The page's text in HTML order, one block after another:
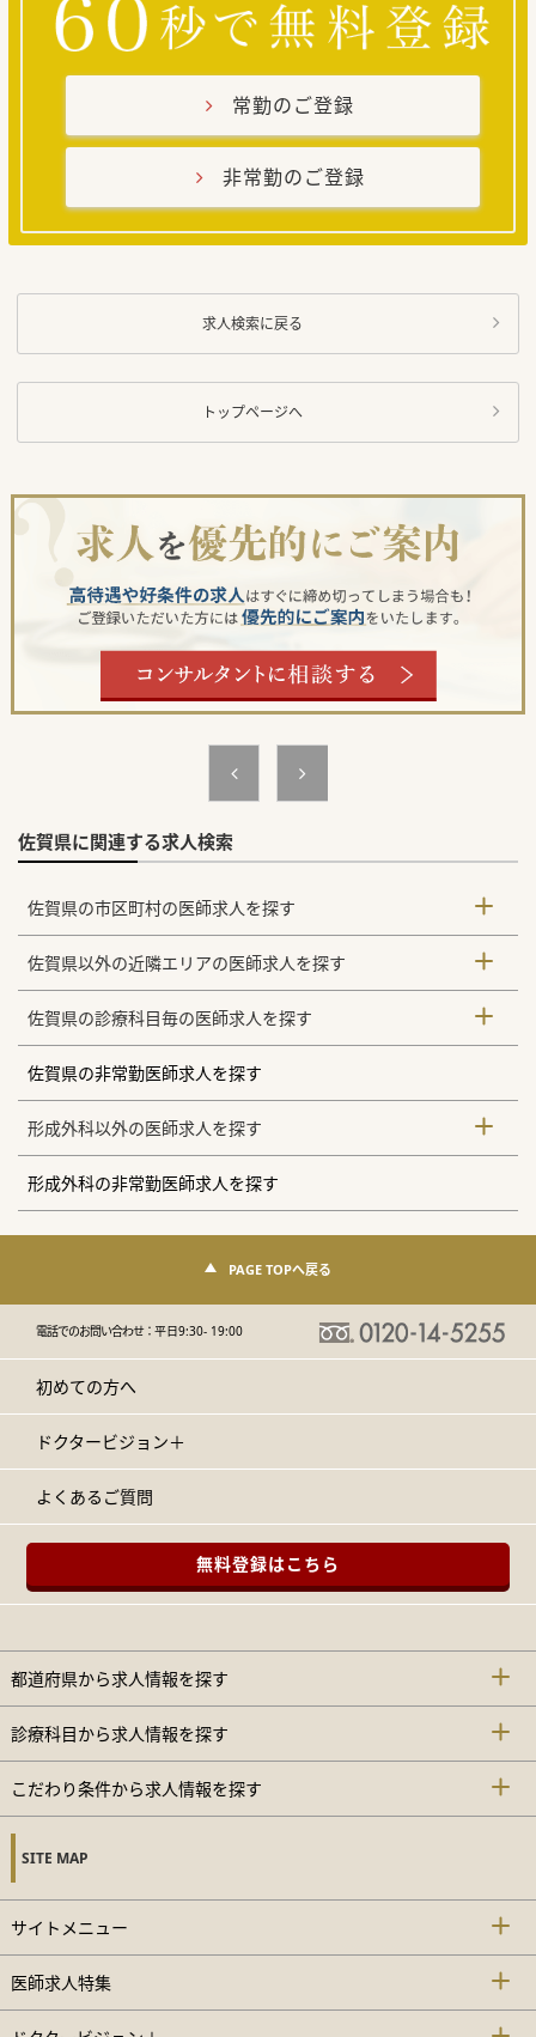
常勤のご登録
非常勤のご登録
求人検索に戻る
トップページへ
佐賀県に関連する求人検索
佐賀県の市区町村の医師求人を探す
佐賀県以外の近隣エリアの医師求人を探す
佐賀県の診療科目毎の医師求人を探す
佐賀県の非常勤医師求人を探す
形成外科以外の医師求人を探す
形成外科の非常勤医師求人を探す
PAGE TOPへ戻る
電話でのお問い合わせ：平日9:30- 19:00
初めての方へ
ドクタービジョン＋
よくあるご質問
無料登録はこちら
都道府県から求人情報を探す
診療科目から求人情報を探す
こだわり条件から求人情報を探す
SITE MAP
サイトメニュー
医師求人特集